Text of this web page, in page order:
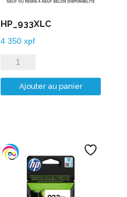
HP_933XLC
4 350xpf
quantité
de
HP_933XLC
Ajouter au panier